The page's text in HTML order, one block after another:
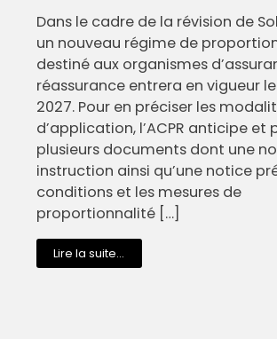
Dans le cadre de la révision de
un nouveau régime de
destiné aux organismes
réassurance entrera en vigueur
2027. Pour en préciser les
d’application, l’ACPR anticipe et
plusieurs documents dont une
instruction ainsi qu’une notice
conditions et les mesures de
proportionnalité […]
Lire la suite...